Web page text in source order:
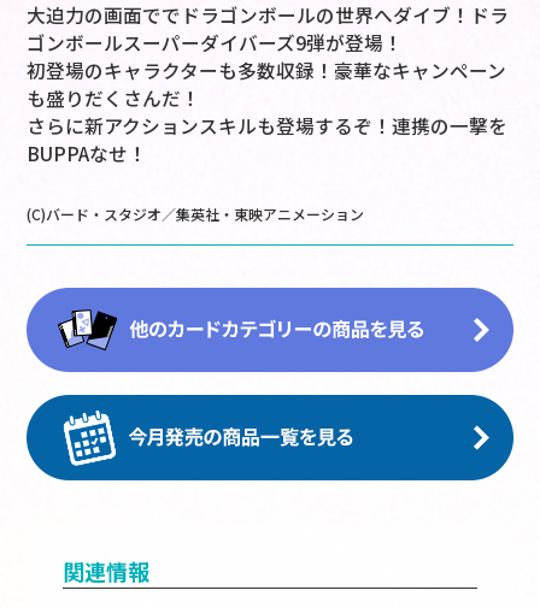
大迫力の画面ででドラゴンボールの世界へダイブ！ドラ
ゴンボールスーパーダイバーズ9弾が登場！
初登場のキャラクターも多数収録！豪華なキャンペーン
も盛りだくさんだ！
さらに新アクションスキルも登場するぞ！連携の一撃を
BUPPAなせ！
(C)バード・スタジオ／集英社・東映アニメーション
関連情報